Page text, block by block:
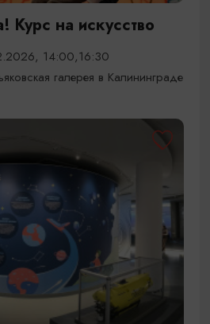
Курс на искусство
14:00,16:30
галерея в Калининграде